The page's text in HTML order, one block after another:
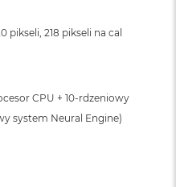
pikseli, 218 pikseli na cal
CPU + 10-rdzeniowy
system Neural Engine)